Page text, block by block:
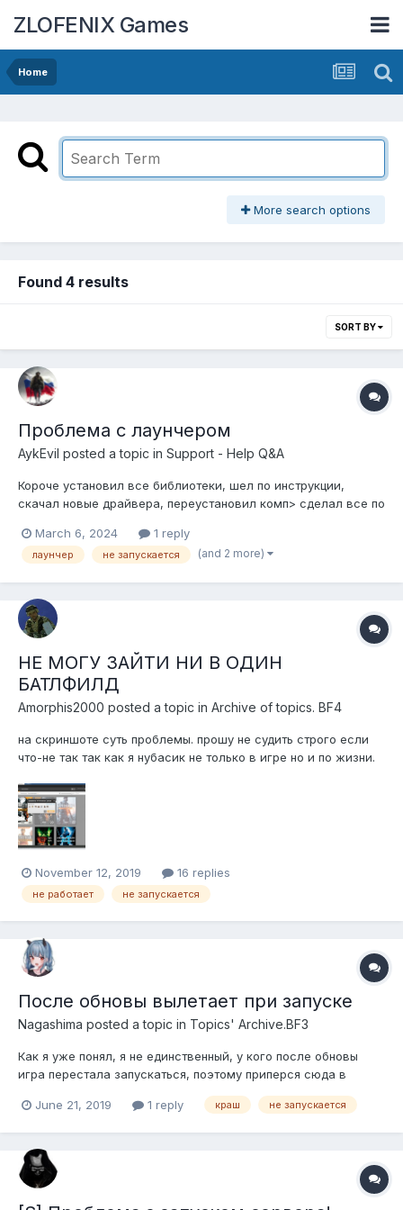
ZLOFENIX Games
Home
More search options
Found 4 results
SORT BY
Проблема с лаунчером
AykEvil posted a topic in Support - Help Q&A
Короче установил все библиотеки, шел по инструкции,
скачал новые драйвера, переустановил комп> сделал все по
случае! что делать в таком случае? помогите уже часа 2
потратил.
March 6, 2024 1 reply
лаунчер не запускается (and 2 more)
НЕ МОГУ ЗАЙТИ НИ В ОДИН
БАТЛФИЛД
Amorphis2000 posted a topic in Archive of topics. BF4
на скриншоте суть проблемы. прошу не судить строго если
что-не так так как я нубасик не только в игре но и по жизни.
November 12, 2019 16 replies
не работает не запускается
После обновы вылетает при запуске
Nagashima posted a topic in Topics' Archive.BF3
Как я уже понял, я не единственный, у кого после обновы
игра перестала запускаться, поэтому приперся сюда в
Вот логи:
June 21, 2019 1 reply краш не запускается